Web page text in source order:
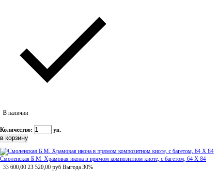
В наличии
Количество: уп.
Смоленская Б.М. Храмовая икона в прямом композитном киоте, с багетом, 64 Х 84
33 600,00 23 520,00 руб Выгода 30%